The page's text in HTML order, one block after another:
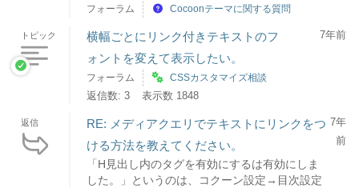
フォーラム Cocoonテーマに関する質問
トピック
横幅ごとにリンク付きテキストのフ
ォントを変えて表示したい。
7年前
フォーラム CSSカスタマイズ相談
返信数: 3 表示数 1848
返信
RE: メディアクエリでテキストにリンクをつ
ける方法を教えてください。
「H見出し内のタグを有効にするは有効にしま
した。」というのは、コクーン設定→目次設定
7年
前